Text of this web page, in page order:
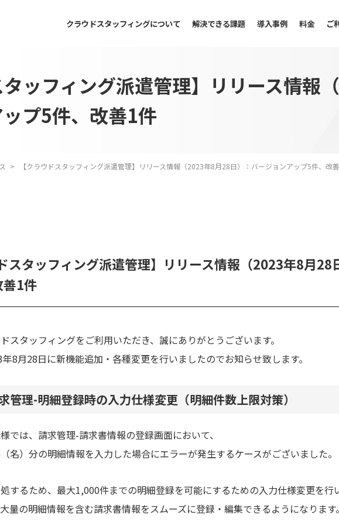
クラウドスタッフィングについて 解決できる課題 導入事例 料金 ご
タッフィング派遣管理】リリース情報
プ5件、改善1件
【クラウドスタッフィング派遣管理】リリース情報（2023年8月28日）：バージョンアップ5件、改
スタッフィング派遣管理】リリース情報（2023年8月28
善1件
スタッフィングをご利用いただき、誠にありがとうございます。
8月28日に新機能追加・各種変更を行いましたのでお知らせ致します。
管理-明細登録時の入力仕様変更（明細件数上限対策）
では、請求管理-請求書情報の登録画面において、
名）分の明細情報を入力した場合にエラーが発生するケースがございました。
するため、最大1,000件までの明細登録を可能にするための入力仕様変更を行
量の明細情報を含む請求書情報をスムーズに登録・編集できるようになります。